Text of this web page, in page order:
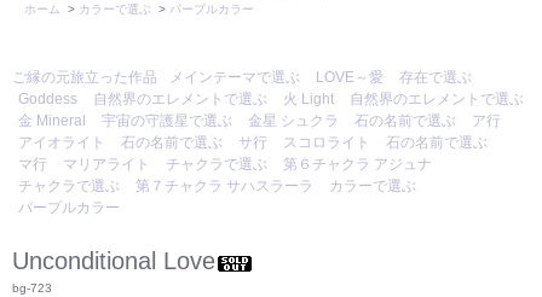
ホーム
> カラーで選ぶ > パープルカラー
ご縁の元旅立った作品 メインテーマで選ぶ LOVE～愛
存在で選ぶ
Goddess
自然界のエレメントで選ぶ 火 Light
自然界のエレメントで選ぶ
金 Mineral
宇宙の守護星で選ぶ 金星 シュクラ 石の名前で選ぶ
ア行
アイオライト
石の名前で選ぶ サ行 スコロライト
石の名前で選ぶ
マ行
マリアライト チャクラで選ぶ
第６チャクラ アジュナ
チャクラで選ぶ
第７チャクラ サハスラーラ
カラーで選ぶ
パープルカラー
Unconditional Love
bg-723